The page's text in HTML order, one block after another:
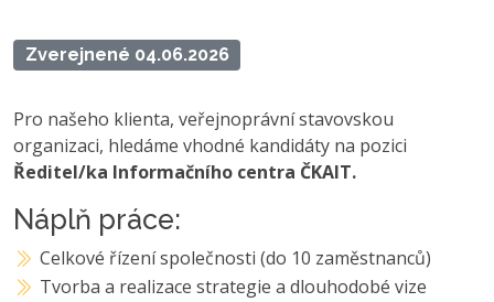
Zverejnené 04.06.2026
Pro našeho klienta, veřejnoprávní stavovskou
organizaci, hledáme vhodné kandidáty na pozici
Ředitel/ka Informačního centra ČKAIT.
Náplň práce:
Celkové řízení společnosti (do 10 zaměstnanců)
Tvorba a realizace strategie a dlouhodobé vize